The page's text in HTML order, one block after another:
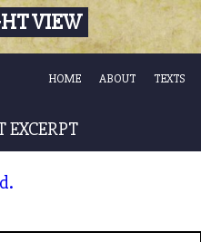
VIEW
HOME ABOUT TEXTS
EXCERPT